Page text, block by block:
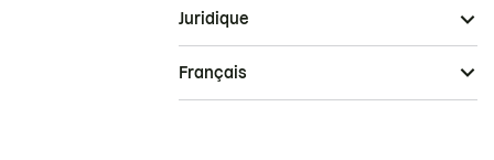
Juridique
Français